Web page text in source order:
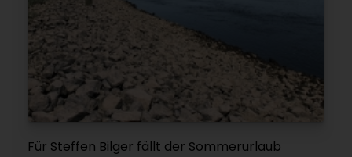
Für Steffen Bilger fällt der Sommerurlaub